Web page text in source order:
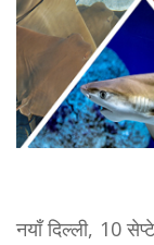
नयाँ दिल्ली, 10